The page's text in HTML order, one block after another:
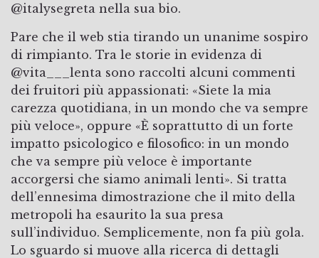
@italysegreta nella sua bio.
Pare che il web stia tirando un unanime sospiro
di rimpianto. Tra le storie in evidenza di
@vita___lenta sono raccolti alcuni commenti
dei fruitori più appassionati: «Siete la mia
carezza quotidiana, in un mondo che va sempre
più veloce», oppure «È soprattutto di un forte
impatto psicologico e filosofico: in un mondo
che va sempre più veloce è importante
accorgersi che siamo animali lenti». Si tratta
dell’ennesima dimostrazione che il mito della
metropoli ha esaurito la sua presa
sull’individuo. Semplicemente, non fa più gola.
Lo sguardo si muove alla ricerca di dettagli